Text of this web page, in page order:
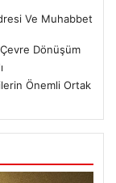
Ve Muhabbet
Dönüşüm
Önemli Ortak